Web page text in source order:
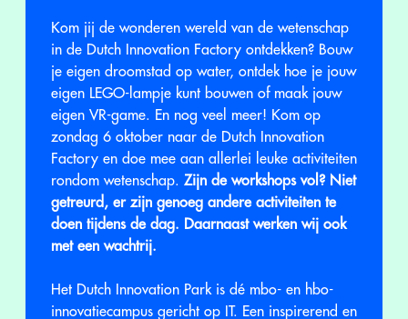
Kom jij de wonderen wereld van de wetenschap
in de Dutch Innovation Factory ontdekken? Bouw
je eigen droomstad op water, ontdek hoe je jouw
eigen LEGO-lampje kunt bouwen of maak jouw
eigen VR-game. En nog veel meer! Kom op
zondag 6 oktober naar de Dutch Innovation
Factory en doe mee aan allerlei leuke activiteiten
rondom wetenschap. Zijn de workshops vol? Niet
getreurd, er zijn genoeg andere activiteiten te
doen tijdens de dag. Daarnaast werken wij ook
met een wachtrij.
Het Dutch Innovation Park is dé mbo- en hbo-
innovatiecampus gericht op IT. Een inspirerend en